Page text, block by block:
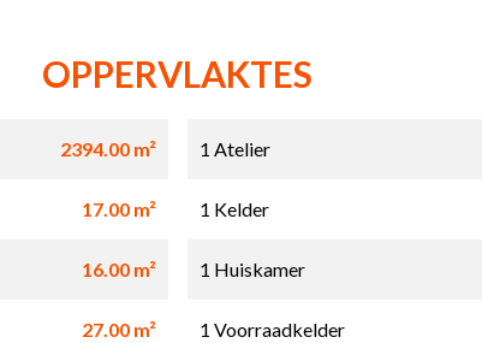
OPPERVLAKTES
2394.00 m² 1 Atelier
17.00 m² 1 Kelder
16.00 m² 1 Huiskamer
27.00 m² 1 Voorraadkelder